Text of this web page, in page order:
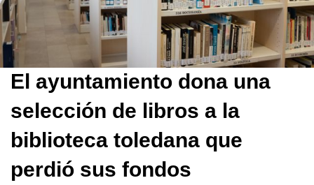
El ayuntamiento dona una
selección de libros a la
biblioteca toledana que
perdió sus fondos